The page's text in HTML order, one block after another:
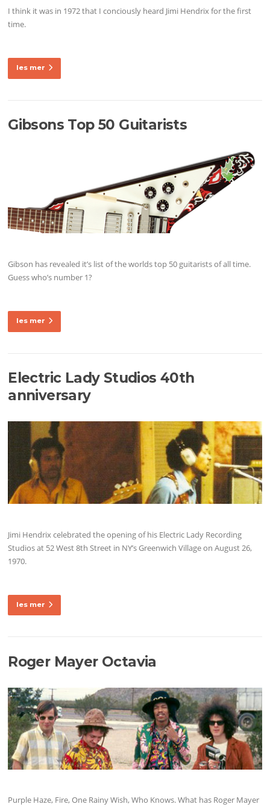
I think it was in 1972 that I conciously heard Jimi Hendrix for the first
time.
les mer
Gibsons Top 50 Guitarists
Gibson has revealed it’s list of the worlds top 50 guitarists of all time.
Guess who’s number 1?
les mer
Electric Lady Studios 40th
anniversary
Jimi Hendrix celebrated the opening of his Electric Lady Recording
Studios at 52 West 8th Street in NY’s Greenwich Village on August 26,
1970.
les mer
Roger Mayer Octavia
Purple Haze, Fire, One Rainy Wish, Who Knows. What has Roger Mayer